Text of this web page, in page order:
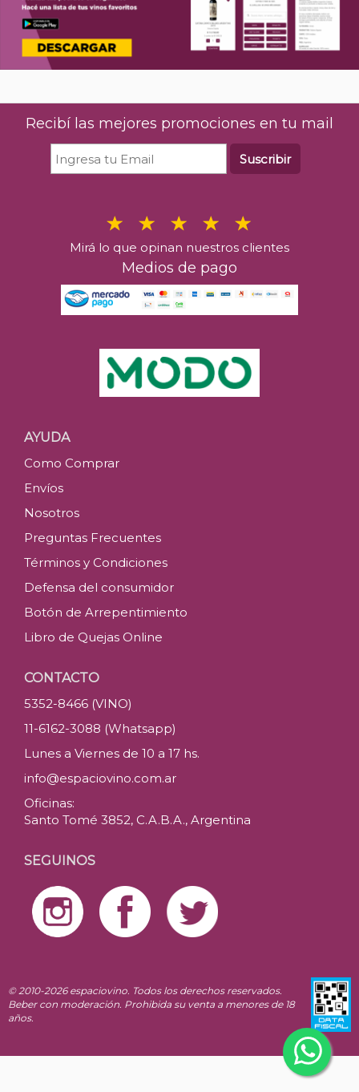
Recibí las mejores promociones en tu mail
Suscribir
Mirá lo que opinan nuestros clientes
Medios de pago
AYUDA
Como Comprar
Envíos
Nosotros
Preguntas Frecuentes
Términos y Condiciones
Defensa del consumidor
Botón de Arrepentimiento
Libro de Quejas Online
CONTACTO
5352-8466 (VINO)
11-6162-3088 (Whatsapp)
Lunes a Viernes de 10 a 17 hs.
info@espaciovino.com.ar
Oficinas:
Santo Tomé 3852, C.A.B.A., Argentina
SEGUINOS
© 2010-2026 espaciovino. Todos los derechos reservados.
Beber con moderación. Prohibida su venta a menores de 18
años.